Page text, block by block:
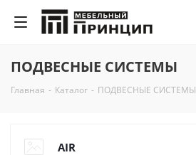
ПОДВЕСНЫЕ СИСТЕМЫ
Главная - Каталог - ПОДВЕСНЫЕ СИСТЕМЫ
AIR